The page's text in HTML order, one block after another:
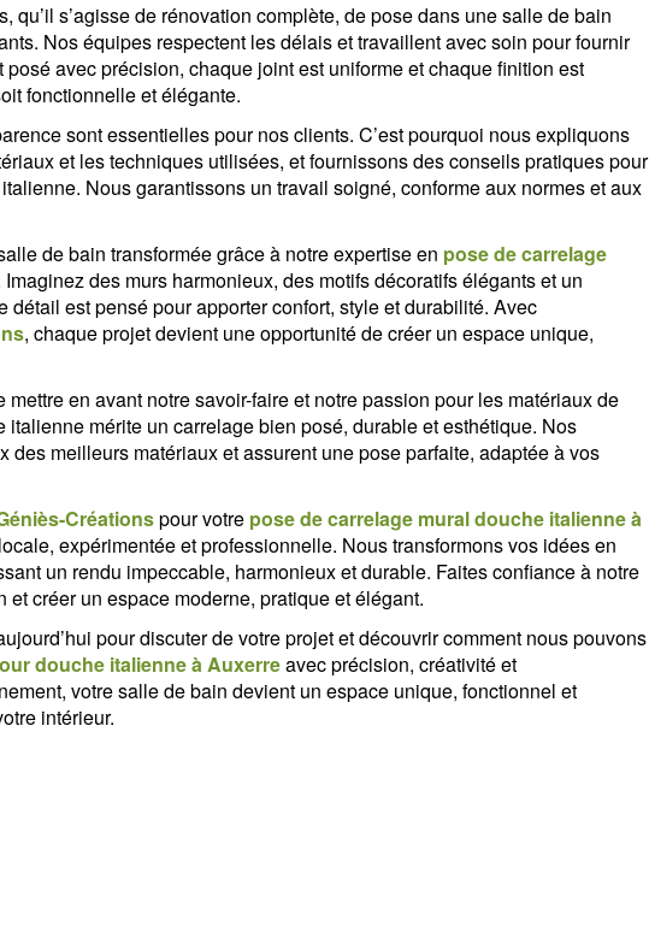
qu’il s’agisse de rénovation complète, de pose dans une salle de bain
Nos équipes respectent les délais et travaillent avec soin pour fournir
avec précision, chaque joint est uniforme et chaque finition est
fonctionnelle et élégante.
sont essentielles pour nos clients. C’est pourquoi nous expliquons
et les techniques utilisées, et fournissons des conseils pratiques pour
Nous garantissons un travail soigné, conforme aux normes et aux
de bain transformée grâce à notre expertise en pose de carrelage
Imaginez des murs harmonieux, des motifs décoratifs élégants et un
est pensé pour apporter confort, style et durabilité. Avec
, chaque projet devient une opportunité de créer un espace unique,
en avant notre savoir-faire et notre passion pour les matériaux de
mérite un carrelage bien posé, durable et esthétique. Nos
meilleurs matériaux et assurent une pose parfaite, adaptée à vos
Créationspour votre pose de carrelage mural douche italienne à
expérimentée et professionnelle. Nous transformons vos idées en
un rendu impeccable, harmonieux et durable. Faites confiance à notre
créer un espace moderne, pratique et élégant.
pour discuter de votre projet et découvrir comment nous pouvons
douche italienne à Auxerreavec précision, créativité et
votre salle de bain devient un espace unique, fonctionnel et
intérieur.